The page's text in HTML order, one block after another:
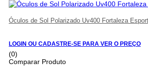
Óculos de Sol Polarizado Uv400 Fortaleza
LOGIN OU CADASTRE-SE PARA VER O PREÇO
(0)
Comparar Produto